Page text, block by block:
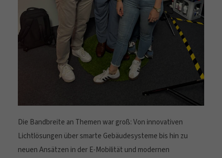
Die Bandbreite an Themen war groß: Von innovativen
Lichtlösungen über smarte Gebäudesysteme bis hin zu
neuen Ansätzen in der E-Mobilität und modernen